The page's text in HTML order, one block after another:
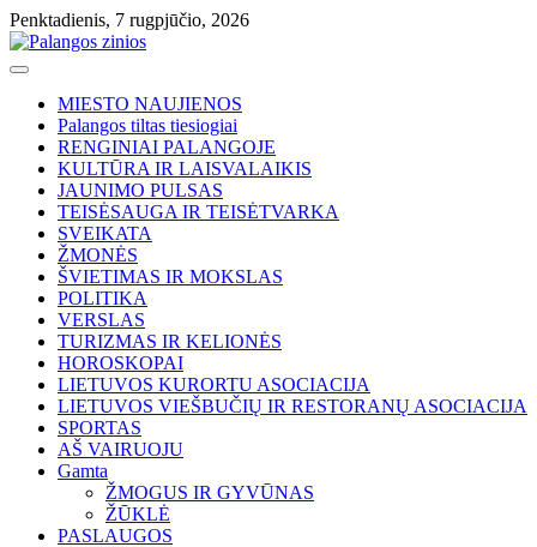
Skip
to
content
Penktadienis, 7 rugpjūčio, 2026
MIESTO NAUJIENOS
Palangos tiltas tiesiogiai
RENGINIAI PALANGOJE
KULTŪRA IR LAISVALAIKIS
JAUNIMO PULSAS
TEISĖSAUGA IR TEISĖTVARKA
SVEIKATA
ŽMONĖS
ŠVIETIMAS IR MOKSLAS
POLITIKA
VERSLAS
TURIZMAS IR KELIONĖS
HOROSKOPAI
LIETUVOS KURORTU ASOCIACIJA
LIETUVOS VIEŠBUČIŲ IR RESTORANŲ ASOCIACIJA
SPORTAS
AŠ VAIRUOJU
Gamta
ŽMOGUS IR GYVŪNAS
ŽŪKLĖ
PASLAUGOS